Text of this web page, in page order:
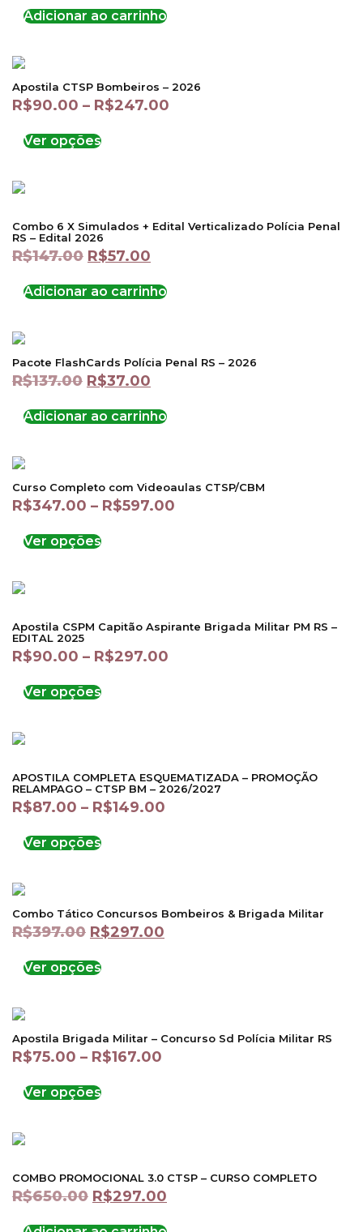
Adicionar ao carrinho
Apostila CTSP Bombeiros – 2026
R$90.00 – R$247.00
Ver opções
Combo 6 X Simulados + Edital Verticalizado Polícia Penal
RS – Edital 2026
R$147.00 R$57.00
Adicionar ao carrinho
Pacote FlashCards Polícia Penal RS – 2026
R$137.00 R$37.00
Adicionar ao carrinho
Curso Completo com Videoaulas CTSP/CBM
R$347.00 – R$597.00
Ver opções
Apostila CSPM Capitão Aspirante Brigada Militar PM RS –
EDITAL 2025
R$90.00 – R$297.00
Ver opções
APOSTILA COMPLETA ESQUEMATIZADA – PROMOÇÃO
RELAMPAGO – CTSP BM – 2026/2027
R$87.00 – R$149.00
Ver opções
Combo Tático Concursos Bombeiros & Brigada Militar
R$397.00 R$297.00
Ver opções
Apostila Brigada Militar – Concurso Sd Polícia Militar RS
R$75.00 – R$167.00
Ver opções
COMBO PROMOCIONAL 3.0 CTSP – CURSO COMPLETO
R$650.00 R$297.00